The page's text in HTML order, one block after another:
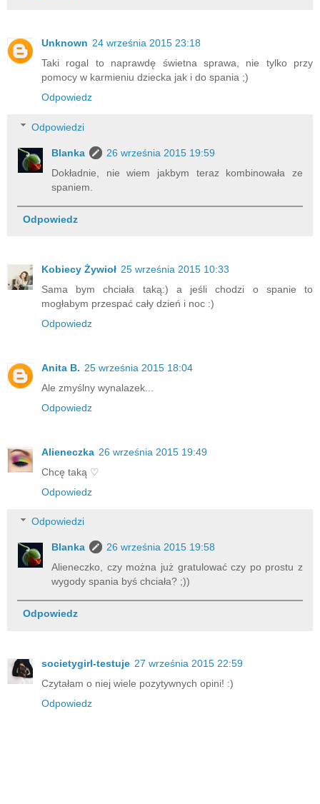
Unknown 24 września 2015 23:18
Taki rogal to naprawdę świetna sprawa, nie tylko przy
pomocy w karmieniu dziecka jak i do spania ;)
Odpowiedz
Odpowiedzi
Blanka
26 września 2015 19:59
Dokładnie, nie wiem jakbym teraz kombinowała ze
spaniem.
Odpowiedz
Kobiecy Żywioł 25 września 2015 10:33
Sama bym chciała taką:) a jeśli chodzi o spanie to
mogłabym przespać cały dzień i noc :)
Odpowiedz
Anita B. 25 września 2015 18:04
Ale zmyślny wynalazek...
Odpowiedz
Alieneczka 26 września 2015 19:49
Chcę taką ♡
Odpowiedz
Odpowiedzi
Blanka
26 września 2015 19:58
Alieneczko, czy można już gratulować czy po prostu z
wygody spania byś chciała? ;))
Odpowiedz
societygirl-testuje 27 września 2015 22:59
Czytałam o niej wiele pozytywnych opini! :)
Odpowiedz